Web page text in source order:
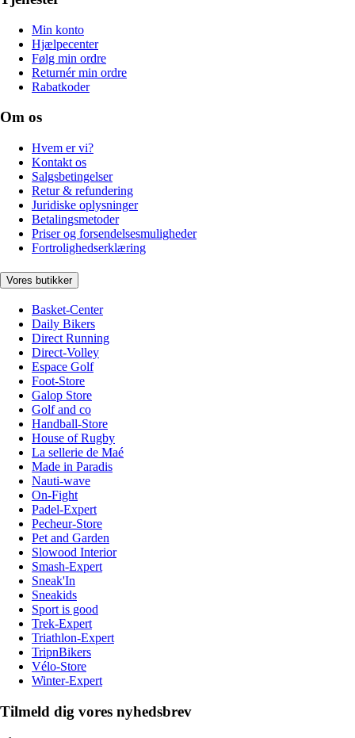
Min konto
Hjælpecenter
Følg min ordre
Returnér min ordre
Rabatkoder
Om os
Hvem er vi?
Kontakt os
Salgsbetingelser
Retur & refundering
Juridiske oplysninger
Betalingsmetoder
Priser og forsendelsesmuligheder
Fortrolighedserklæring
Vores butikker
Basket-Center
Daily Bikers
Direct Running
Direct-Volley
Espace Golf
Foot-Store
Galop Store
Golf and co
Handball-Store
House of Rugby
La sellerie de Maé
Made in Paradis
Nauti-wave
On-Fight
Padel-Expert
Pecheur-Store
Pet and Garden
Slowood Interior
Smash-Expert
Sneak'In
Sneakids
Sport is good
Trek-Expert
Triathlon-Expert
TripnBikers
Vélo-Store
Winter-Expert
Tilmeld dig vores nyhedsbrev